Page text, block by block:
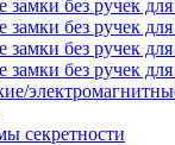
замки без ручек
замки без ручек
замки без ручек
замки без ручек
секретности